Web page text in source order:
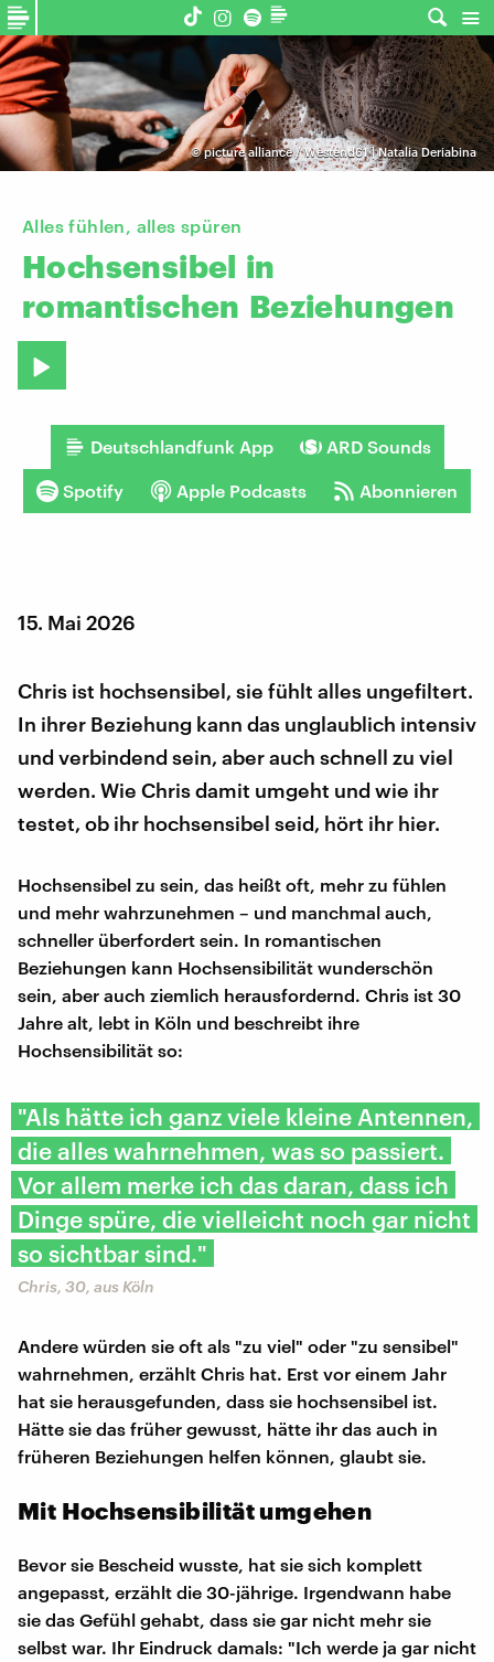
©picture alliance / Westend61 | Natalia Deriabina
Alles fühlen, alles spüren
Hochsensibel in
romantischen Beziehungen
Deutschlandfunk App ARD Sounds
Spotify Apple Podcasts Abonnieren
15. Mai 2026
Chris ist hochsensibel, sie fühlt alles ungefiltert.
In ihrer Beziehung kann das unglaublich intensiv
und verbindend sein, aber auch schnell zu viel
werden. Wie Chris damit umgeht und wie ihr
testet, ob ihr hochsensibel seid, hört ihr hier.
Hochsensibel zu sein, das heißt oft, mehr zu fühlen
und mehr wahrzunehmen – und manchmal auch,
schneller überfordert sein. In romantischen
Beziehungen kann Hochsensibilität wunderschön
sein, aber auch ziemlich herausfordernd. Chris ist 30
Jahre alt, lebt in Köln und beschreibt ihre
Hochsensibilität so:
"Als hätte ich ganz viele kleine Antennen,
die alles wahrnehmen, was so passiert.
Vor allem merke ich das daran, dass ich
Dinge spüre, die vielleicht noch gar nicht
so sichtbar sind."
Chris, 30, aus Köln
Andere würden sie oft als "zu viel" oder "zu sensibel"
wahrnehmen, erzählt Chris hat. Erst vor einem Jahr
hat sie herausgefunden, dass sie hochsensibel ist.
Hätte sie das früher gewusst, hätte ihr das auch in
früheren Beziehungen helfen können, glaubt sie.
Mit Hochsensibilität umgehen
Bevor sie Bescheid wusste, hat sie sich komplett
angepasst, erzählt die 30-jährige. Irgendwann habe
sie das Gefühl gehabt, dass sie gar nicht mehr sie
selbst war. Ihr Eindruck damals: "Ich werde ja gar nicht